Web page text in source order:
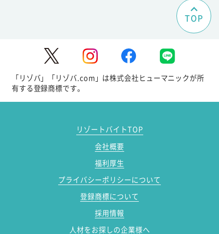
TOP
「リゾバ」「リゾバ.com」は株式会社ヒューマニックが所
有する登録商標です。
リゾートバイトTOP
会社概要
福利厚生
プライバシーポリシーについて
登録商標について
採用情報
人材をお探しの企業様へ